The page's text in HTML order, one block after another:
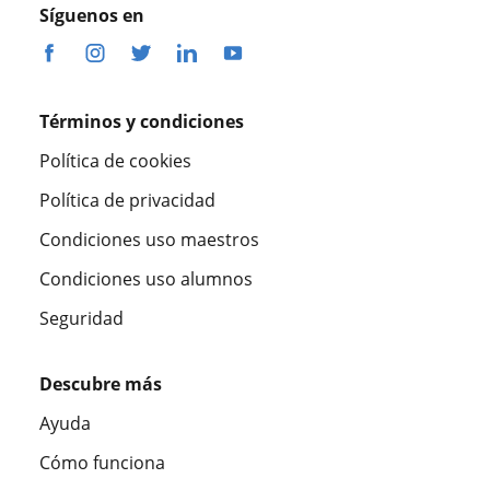
Síguenos en
Términos y condiciones
Política de cookies
Política de privacidad
Condiciones uso maestros
Condiciones uso alumnos
Seguridad
Descubre más
Ayuda
Cómo funciona